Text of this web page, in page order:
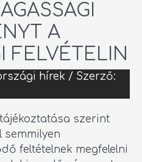
A
FELVÉTELIN
hírek / Szerző:
szerint
semmilyen
feltételnek megfelelni